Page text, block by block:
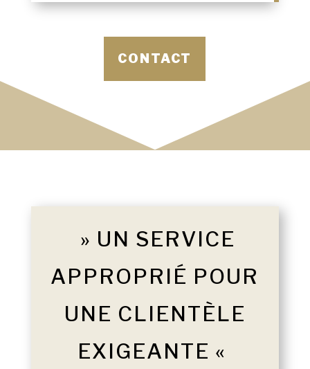
CONTACT
» UN SERVICE
APPROPRIÉ POUR
UNE CLIENTÈLE
EXIGEANTE «